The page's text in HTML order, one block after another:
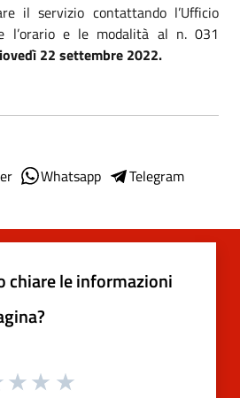
il servizio contattando l’Ufficio
l’orario e le modalità al n. 031
22 settembre 2022.
Whatsapp
Telegram
chiare le informazioni